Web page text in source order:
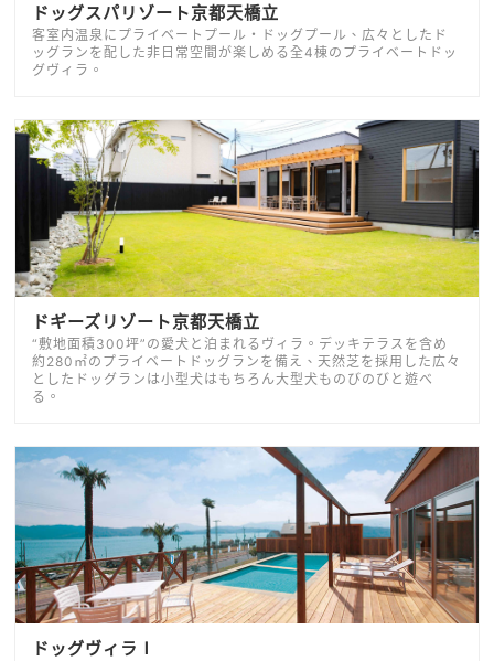
ドッグスパリゾート京都天橋立
客室内温泉にプライベートプール・ドッグプール、広々としたド
ッグランを配した非日常空間が楽しめる全4棟のプライベートドッ
グヴィラ。
ドギーズリゾート京都天橋立
“敷地面積300坪”の愛犬と泊まれるヴィラ。デッキテラスを含め
約280㎡のプライベートドッグランを備え、天然芝を採用した広々
としたドッグランは小型犬はもちろん大型犬ものびのびと遊べ
る。
ドッグヴィラⅠ